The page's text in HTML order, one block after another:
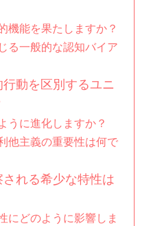
機能を果たしますか？
る一般的な認知バイア
動を区別するユニ
うに進化しますか？
他主義の重要性は何で
れる希少な特性は
にどのように影響しま